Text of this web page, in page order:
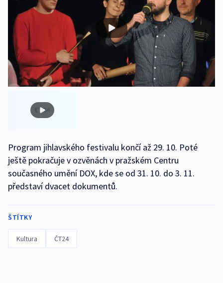
Program jihlavského festivalu končí až 29. 10. Poté
ještě pokračuje v ozvěnách v pražském Centru
současného umění DOX, kde se od 31. 10. do 3. 11.
představí dvacet dokumentů.
ŠTÍTKY
Kultura ČT24